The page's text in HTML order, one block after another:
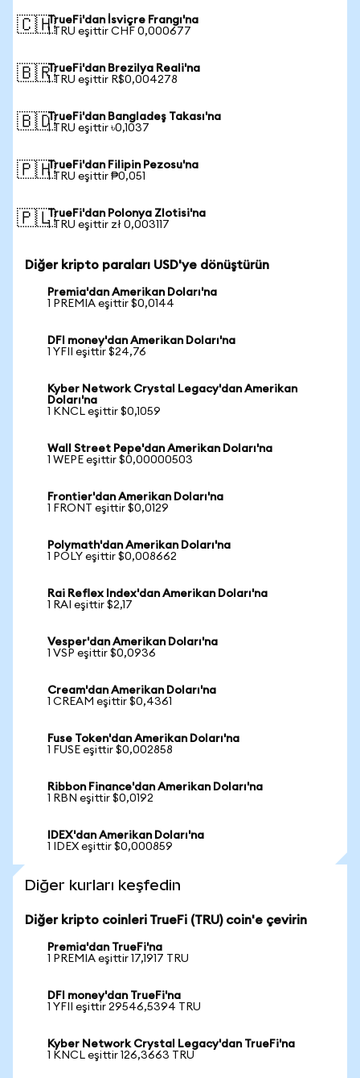
🇨🇭TrueFi'dan İsviçre Frangı'na
1 TRU eşittir CHF 0,000677
🇧🇷TrueFi'dan Brezilya Reali'na
1 TRU eşittir R$0,004278
🇧🇩TrueFi'dan Bangladeş Takası'na
1 TRU eşittir ৳0,1037
🇵🇭TrueFi'dan Filipin Pezosu'na
1 TRU eşittir ₱0,051
🇵🇱TrueFi'dan Polonya Zlotisi'na
1 TRU eşittir zł 0,003117
Diğer kripto paraları USD'ye dönüştürün
Premia'dan Amerikan Doları'na
1 PREMIA eşittir $0,0144
DFI money'dan Amerikan Doları'na
1 YFII eşittir $24,76
Kyber Network Crystal Legacy'dan Amerikan
Doları'na
1 KNCL eşittir $0,1059
Wall Street Pepe'dan Amerikan Doları'na
1 WEPE eşittir $0,00000503
Frontier'dan Amerikan Doları'na
1 FRONT eşittir $0,0129
Polymath'dan Amerikan Doları'na
1 POLY eşittir $0,008662
Rai Reflex Index'dan Amerikan Doları'na
1 RAI eşittir $2,17
Vesper'dan Amerikan Doları'na
1 VSP eşittir $0,0936
Cream'dan Amerikan Doları'na
1 CREAM eşittir $0,4361
Fuse Token'dan Amerikan Doları'na
1 FUSE eşittir $0,002858
Ribbon Finance'dan Amerikan Doları'na
1 RBN eşittir $0,0192
IDEX'dan Amerikan Doları'na
1 IDEX eşittir $0,000859
Diğer kurları keşfedin
Diğer kripto coinleri TrueFi (TRU) coin'e çevirin
Premia'dan TrueFi'na
1 PREMIA eşittir 17,1917 TRU
DFI money'dan TrueFi'na
1 YFII eşittir 29546,5394 TRU
Kyber Network Crystal Legacy'dan TrueFi'na
1 KNCL eşittir 126,3663 TRU